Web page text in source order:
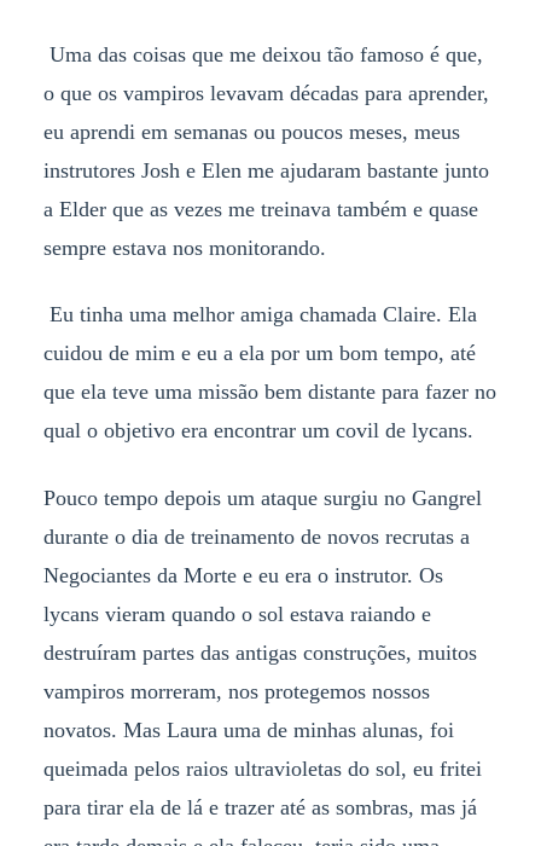
Uma das coisas que me deixou tão famoso é que,
o que os vampiros levavam décadas para aprender,
eu aprendi em semanas ou poucos meses, meus
instrutores Josh e Elen me ajudaram bastante junto
a Elder que as vezes me treinava também e quase
sempre estava nos monitorando.
Eu tinha uma melhor amiga chamada Claire. Ela
cuidou de mim e eu a ela por um bom tempo, até
que ela teve uma missão bem distante para fazer no
qual o objetivo era encontrar um covil de lycans.
Pouco tempo depois um ataque surgiu no Gangrel
durante o dia de treinamento de novos recrutas a
Negociantes da Morte e eu era o instrutor. Os
lycans vieram quando o sol estava raiando e
destruíram partes das antigas construções, muitos
vampiros morreram, nos protegemos nossos
novatos. Mas Laura uma de minhas alunas, foi
queimada pelos raios ultravioletas do sol, eu fritei
para tirar ela de lá e trazer até as sombras, mas já